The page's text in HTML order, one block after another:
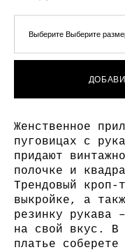
Женственное
пуговицах с
придают
полочке и
Трендовый кроп-
выкройке, а
резинку рукава
на свой вкус. В
платье соберете